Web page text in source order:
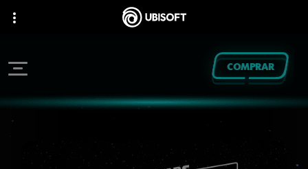
COMPRAR